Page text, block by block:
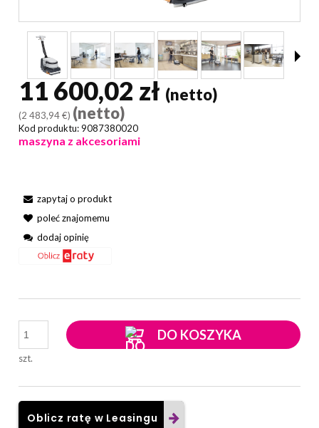
11 600,02 zł (netto)
(2 483,94 €) (netto)
Kod produktu:9087380020
maszyna z akcesoriami
zapytaj o produkt
poleć znajomemu
dodaj opinię
szt.
DO KOSZYKA
Oblicz ratę w Leasingu